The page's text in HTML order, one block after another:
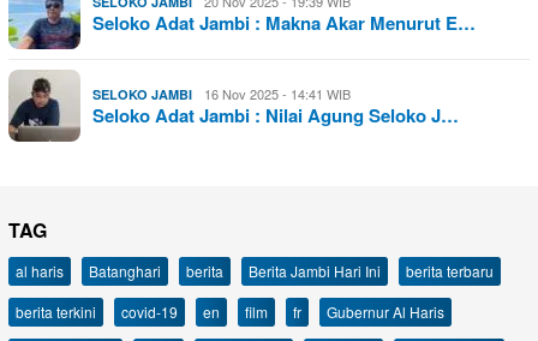
Seloko Adat Jambi : Makna Akar Menurut E…
SELOKO JAMBI 16 Nov 2025 - 14:41 WIB
Seloko Adat Jambi : Nilai Agung Seloko J…
TAG
al haris Batanghari berita Berita Jambi Hari Ini
berita terbaru
berita terkini
covid-19 en film fr
Gubernur Al Haris